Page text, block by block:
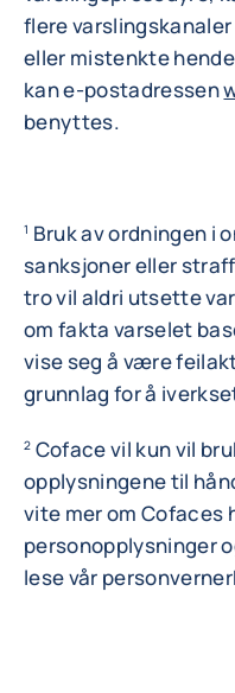
flere
eller mistenkte
kan e-postadressen
benyttes.
1 Bruk av ordningen i
sanksjoner eller
tro vil aldri utsette
om fakta varselet
vise seg å være
grunnlag for å
2 Coface vil kun vil
opplysningene til
vite mer om Cofaces
personopplysninger
lese vår